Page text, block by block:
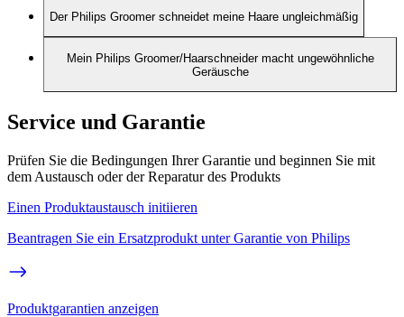
Der Philips Groomer schneidet meine Haare ungleichmäßig
Mein Philips Groomer/Haarschneider macht ungewöhnliche
Geräusche
Service und Garantie
Prüfen Sie die Bedingungen Ihrer Garantie und beginnen Sie mit
dem Austausch oder der Reparatur des Produkts
Einen Produktaustausch initiieren
Beantragen Sie ein Ersatzprodukt unter Garantie von Philips
Produktgarantien anzeigen